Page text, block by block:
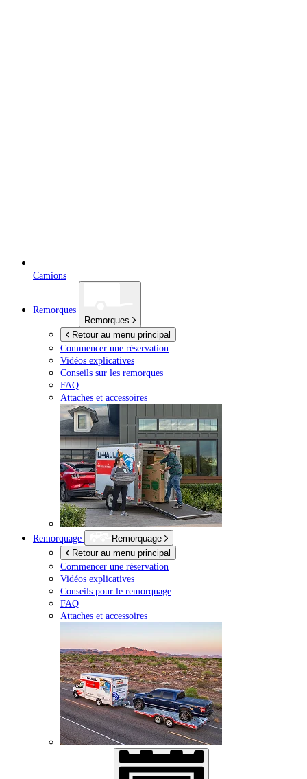
Camions
Remorques
Remorques
Retour au menu principal
Commencer une réservation
Vidéos explicatives
Conseils sur les remorques
FAQ
Attaches et accessoires
Remorquage
Remorquage
Retour au menu principal
Commencer une réservation
Vidéos explicatives
Conseils pour le remorquage
FAQ
Attaches et accessoires